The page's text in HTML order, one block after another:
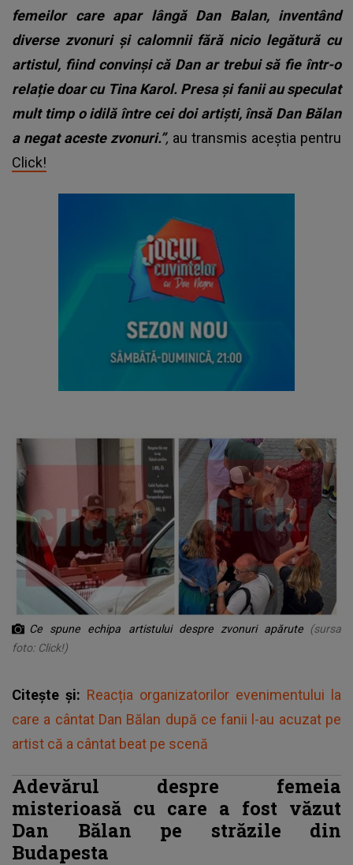
femeilor care apar lângă Dan Balan, inventând
diverse zvonuri și calomnii fără nicio legătură cu
artistul, fiind convinși că Dan ar trebui să fie într-o
relație doar cu Tina Karol. Presa și fanii au speculat
mult timp o idilă între cei doi artiști, însă Dan Bălan
a negat aceste zvonuri.”, au transmis aceștia pentru
Click!
Ce spune echipa artistului despre zvonuri apărute (sursa
foto: Click!)
Citește și: Reacția organizatorilor evenimentului la
care a cântat Dan Bălan după ce fanii l-au acuzat pe
artist că a cântat beat pe scenă
Adevărul despre femeia
misterioasă cu care a fost văzut
Dan Bălan pe străzile din
Budapesta